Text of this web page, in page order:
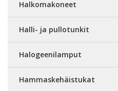
Halkomakoneet
Halli- ja pullotunkit
Halogeenilamput
Hammaskehäistukat